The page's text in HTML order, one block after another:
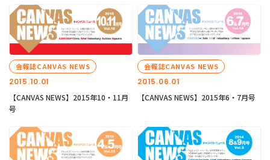
2015.10.01
会報誌CANVAS NEWS
【CANVAS NEWS】2015年10・11月
号
2015.06.01
会報誌CANVAS NEWS
【CANVAS NEWS】2015年6・7月号